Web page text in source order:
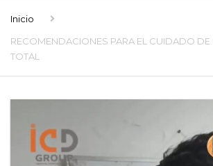
Inicio
RECOMENDACIONES PARA EL CUIDADO DE
TOTAL